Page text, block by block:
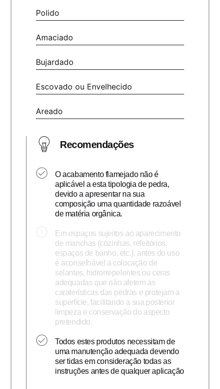
Polido
Amaciado
Bujardado
Escovado ou Envelhecido
Areado
Recomendações
O acabamento flamejado não é
aplicável a esta tipologia de pedra,
devido a apresentar na sua
composição uma quantidade razoável
de matéria orgânica.
Em espaços sujeitos ao aparecimento
de manchas (cozinhas, refeitórios,
espaços de banho, etc.), antes do uso
é aconselhável a colocação de
selantes, hidrorrepelentes ou ceras
adequadas que não afetem as
caraterísticas das pedras e protejam a
superfície, facilitando a sua posterior
limpeza e conservação do aspecto
pretendido.
Todos estes produtos necessitam de
uma manutenção adequada devendo
ser tidas em consideração todas as
instruções antes de qualquer aplicação